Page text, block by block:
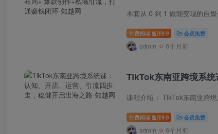
付费阅读 盟币9.9 会员免费
admin 6个月前
TikTok东南亚跨境系
付费阅读 盟币9.9 会员免费
admin 6个月前